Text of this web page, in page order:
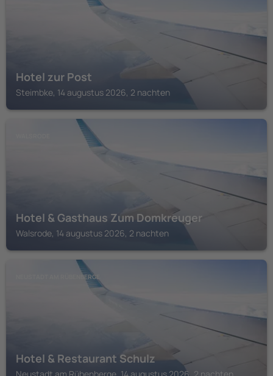
Hotel zur Post
Steimbke, 14 augustus 2026, 2 nachten
Hotel & Gasthaus Zum Domkreuger
Walsrode, 14 augustus 2026, 2 nachten
NEUSTADT AM RÜBENBERGE
Hotel & Restaurant Schulz